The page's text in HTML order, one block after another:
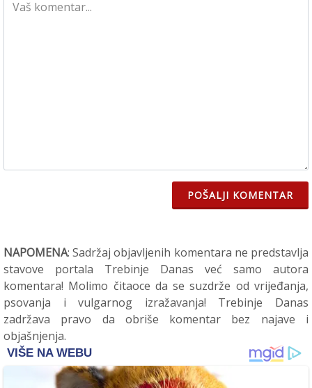
POŠALJI KOMENTAR
NAPOMENA: Sadržaj objavljenih komentara ne predstavlja
stavove portala Trebinje Danas već samo autora
komentara! Molimo čitaoce da se suzdrže od vrijeđanja,
psovanja i vulgarnog izražavanja! Trebinje Danas
zadržava pravo da obriše komentar bez najave i
objašnjenja.